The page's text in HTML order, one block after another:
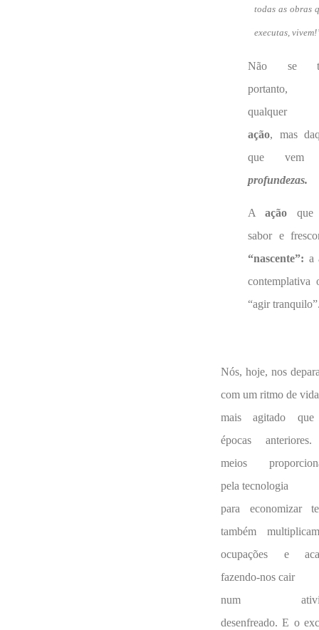
todas as obras
executas,
Não se
portanto,
qualquer
ação, mas
que vem
profundezas.
Aação que
sabor e
“nascente”: a
contemplativa
“agir
Nós, hoje, nos
com um ritmo de vida
mais agitado
épocas
meios
pela tecnologia
para economizar
também
ocupações e
fazendo-nos cair
num
desenfreado. E o